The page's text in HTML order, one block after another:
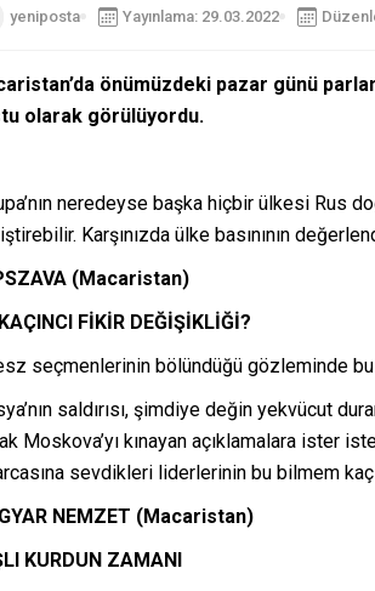
yeniposta Yayınlama: 29.03.2022
önümüzdeki pazar günü
olarak görülüyordu.
neredeyse başka hiçbir ülkesi Rus
Karşınızda ülke basınının
(Macaristan)
FİKİR DEĞİŞİKLİĞİ?
seçmenlerinin bölündüğü gözleminde
saldırısı, şimdiye değin yekvücut
Moskova’yı kınayan açıklamalara ister
sevdikleri liderlerinin bu bilmem
NEMZET (Macaristan)
KURDUN ZAMANI